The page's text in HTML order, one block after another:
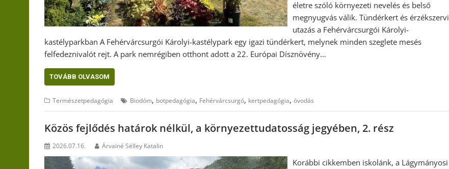
életre szóló környezeti nevelés és belső
megnyugvás válik. Tündérkert és érzékszervi
utazás a Fehérvárcsurgói Károlyi-
kastélyparkban A Fehérvárcsurgói Károlyi-kastélypark egy igazi tündérkert, melynek minden szeglete mesés
felfedeznivalót rejt. A park nemrégiben otthont adott a 22. Európai Dísznövény…
TOVÁBB OLVASOM
Természetpedagógia Biodóm, botpedagógia, Fehérvárcsurgó, kertpedagógia, óvodás
Közös fejlődés határok nélkül, a környezettudatosság jegyében, 2. rész
2026.07.16. Árvainé Sélley Katalin
Korábbi cikkemben iskolánk, a Lágymányosi